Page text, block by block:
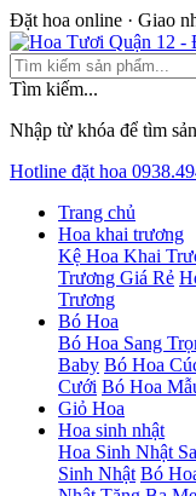
Đặt hoa online · Giao
Tìm kiếm...
Nhập từ khóa để tìm
Hotline đặt hoa
Trang chủ
Hoa khai trương
Kệ Hoa Khai
Trương Giá Rẻ
Trương
Bó Hoa
Bó Hoa Sang
Baby Bó Hoa
Cưới Bó Hoa
Giỏ Hoa
Hoa sinh nhật
Hoa Sinh Nhật
Sinh Nhật Bó